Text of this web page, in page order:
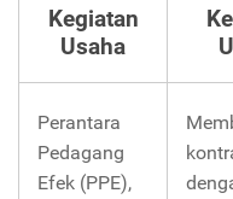
Kegiatan
Usaha
Perantara
Pedagang
Efek (PPE),